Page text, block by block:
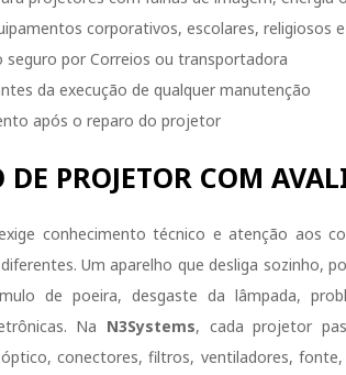
corporativos, escolares, religiosos e
seguro por Correios ou transportadora
da execução de qualquer manutenção
após o reparo do projetor
PROJETOR COM
conhecimento técnico e atenção aos
Um aparelho que desliga sozinho,
de poeira, desgaste da lâmpada,
Na N3Systems, cada projetor
conectores, filtros, ventiladores,